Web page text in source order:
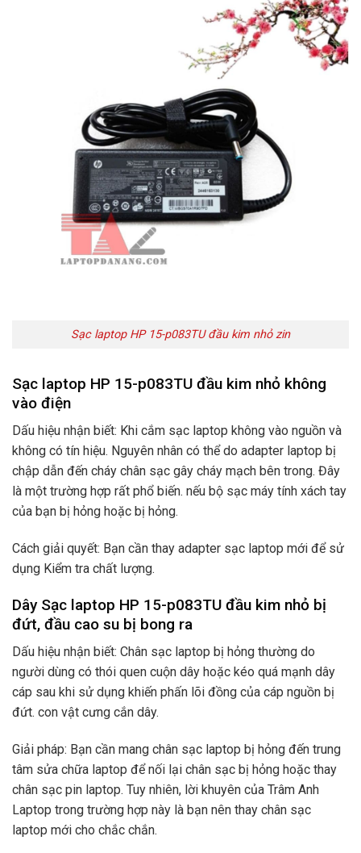
Sạc laptop HP 15-p083TU đầu kim nhỏ zin
Sạc laptop HP 15-p083TU đầu kim nhỏ không
vào điện
Dấu hiệu nhận biết: Khi cắm sạc laptop không vào nguồn và
không có tín hiệu. Nguyên nhân có thể do adapter laptop bị
chập dẫn đến cháy chân sạc gây cháy mạch bên trong. Đây
là một trường hợp rất phổ biến. nếu bộ sạc máy tính xách tay
của bạn bị hỏng hoặc bị hỏng.
Cách giải quyết: Bạn cần thay adapter sạc laptop mới để sử
dụng Kiểm tra chất lượng.
Dây Sạc laptop HP 15-p083TU đầu kim nhỏ bị
đứt, đầu cao su bị bong ra
Dấu hiệu nhận biết: Chân sạc laptop bị hỏng thường do
người dùng có thói quen cuộn dây hoặc kéo quá mạnh dây
cáp sau khi sử dụng khiến phấn lõi đồng của cáp nguồn bị
đứt. con vật cưng cắn dây.
Giải pháp: Bạn cần mang chân sạc laptop bị hỏng đến trung
tâm sửa chữa laptop để nối lại chân sạc bị hỏng hoặc thay
chân sạc pin laptop. Tuy nhiên, lời khuyên của Trâm Anh
Laptop trong trường hợp này là bạn nên thay chân sạc
laptop mới cho chắc chắn.